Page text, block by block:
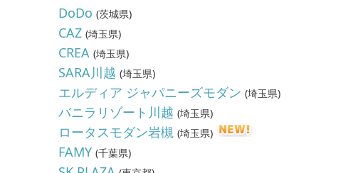
DoDo (茨城県)
CAZ (埼玉県)
CREA (埼玉県)
SARA川越 (埼玉県)
エルディア ジャパニーズモダン (埼玉県)
バニラリゾート川越 (埼玉県)
ロータスモダン岩槻 (埼玉県)
FAMY (千葉県)